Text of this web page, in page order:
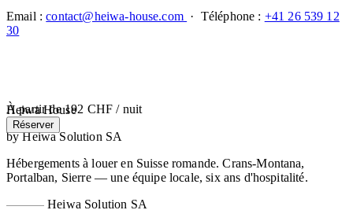
Email :contact@heiwa-house.com · Téléphone : +41 26 539 12
30
À partir de 192 CHF / nuit
Réserver
Heiwa House
by Heiwa Solution SA
Hébergements à louer en Suisse romande. Crans-Montana,
Portalban, Sierre — une équipe locale, six ans d'hospitalité.
Heiwa Solution SA